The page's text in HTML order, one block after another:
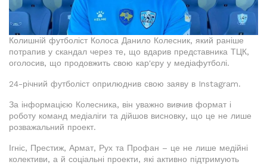
Колишній футболіст Колоса Данило Колесник, який раніше
потрапив у скандал через те, що вдарив представника ТЦК,
оголосив, що продовжить свою кар'єру у медіафутболі.
24-річний футболіст оприлюднив свою заяву в Instagram.
За інформацією Колесника, він уважно вивчив формат і
роботу команд медіаліги та дійшов висновку, що це не лише
розважальний проект.
Ігніс, Престиж, Армат, Рух та Профан – це не лише медійні
колективи, а й соціальні проекти, які активно підтримують